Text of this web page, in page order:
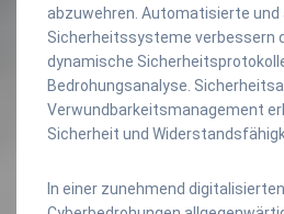
abzuwehren. Automatisierte und
Sicherheitssysteme verbessern
dynamische
Bedrohungsanalyse.
Verwundbarkeitsmanagement
Sicherheit und
In einer zunehmend